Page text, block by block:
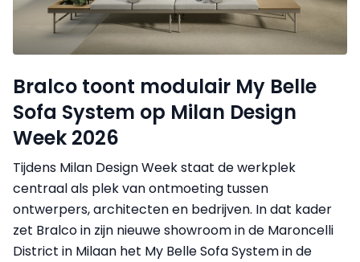
Bralco toont modulair My Belle
Sofa System op Milan Design
Week 2026
Tijdens Milan Design Week staat de werkplek
centraal als plek van ontmoeting tussen
ontwerpers, architecten en bedrijven. In dat kader
zet Bralco in zijn nieuwe showroom in de Maroncelli
District in Milaan het My Belle Sofa System in de